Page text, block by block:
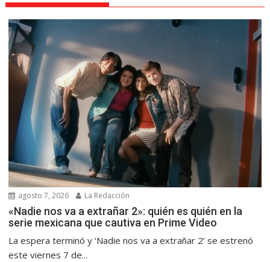
agosto 7, 2026 La Redacción
«Nadie nos va a extrañar 2»: quién es quién en la
serie mexicana que cautiva en Prime Video
La espera terminó y ‘Nadie nos va a extrañar 2’ se estrenó
este viernes 7 de...